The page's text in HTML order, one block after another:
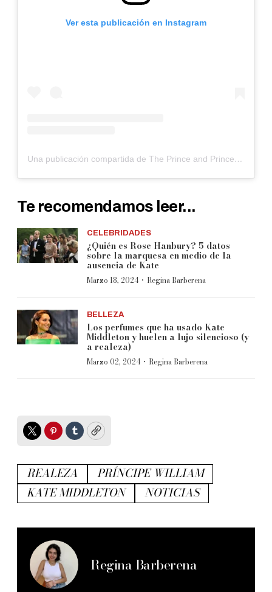
Ver esta publicación en Instagram
Una publicación compartida de The Prince and Princess of Wales (@princeandprincessofwales)
Te recomendamos leer...
CELEBRIDADES
¿Quién es Rose Hanbury? 5 datos
sobre la marquesa en medio de la
ausencia de Kate
Marzo 18, 2024 · Regina Barberena
BELLEZA
Los perfumes que ha usado Kate
Middleton y huelen a lujo silencioso (y
a realeza)
Marzo 02, 2024 · Regina Barberena
TwitterPinterest
TumblrCopy
REALEZA
PRÍNCIPE WILLIAM
KATE MIDDLETON
NOTICIAS
Regina Barberena